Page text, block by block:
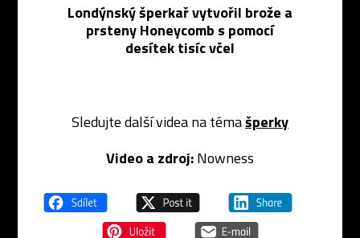
Londýnský šperkař vytvořil brože a
prsteny Honeycomb s pomocí
desítek tisíc včel
Sledujte další videa na témašperky
Video a zdroj:Nowness